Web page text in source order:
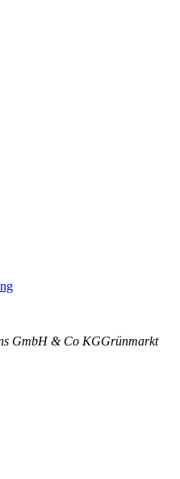
GmbH & Co KGGrünmarkt